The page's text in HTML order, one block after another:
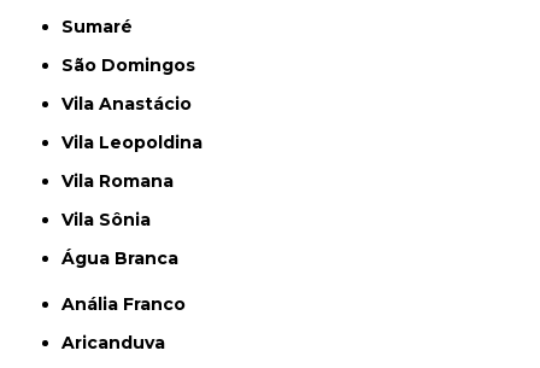
Sumaré
São Domingos
Vila Anastácio
Vila Leopoldina
Vila Romana
Vila Sônia
Água Branca
Anália Franco
Aricanduva